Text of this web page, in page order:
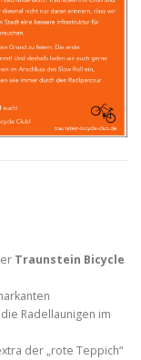
Traunstein Bicycle
Radellaunigen im
der „rote Teppich“